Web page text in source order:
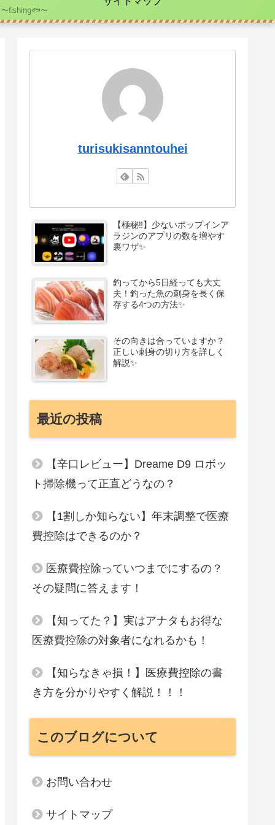
〜fishing🐟〜
turisukisanntouhei
【極秘‼️】少ないポップインア
ラジンのアプリの数を増やす
裏ワザ✨
釣ってから5日経っても大丈
夫！釣った魚の刺身を長く保
存する4つの方法✨
その向きは合っていますか？
正しい刺身の切り方を詳しく
解説✨
最近の投稿
【辛口レビュー】Dreame D9 ロボッ
ト掃除機って正直どうなの？
【1割しか知らない】年末調整で医療
費控除はできるのか？
医療費控除っていつまでにするの？
その疑問に答えます！
【知ってた？】実はアナタもお得な
医療費控除の対象者になれるかも！
【知らなきゃ損！】医療費控除の書
き方を分かりやすく解説！！！
このブログについて
お問い合わせ
サイトマップ